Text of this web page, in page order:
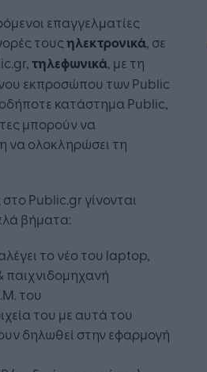
επαγγελματίες
τουςηλεκτρονικά, σε
τηλεφωνικά, με τη
εκπροσώπου των Public
κατάστημα Public,
μπορούν να
να ολοκληρώσει τη
Public.gr γίνονται
βήματα:
το νέο του laptop,
του
του με αυτά του
δηλωθεί στην εφαρμογή
Οι προσλήψεις αλλάζουν: To
Jobfind.gr ως στρατηγικός
«σύμμαχος» για κάθε
επιχείρηση και εργαζόμενο